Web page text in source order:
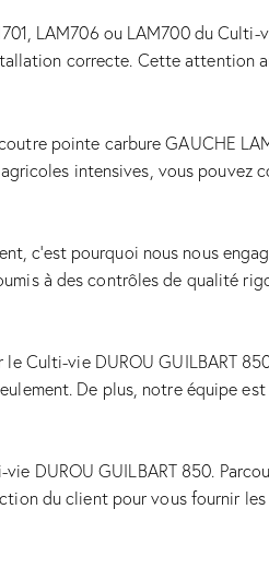
LAM706 ou LAM700 du
correcte. Cette
pointe carbure GAUCHE
intensives, vous pouvez
c’est pourquoi nous nous
à des contrôles de qualité
Culti-vie DUROU GUILBART
De plus, notre équipe
DUROU GUILBART 850.
du client pour vous fournir